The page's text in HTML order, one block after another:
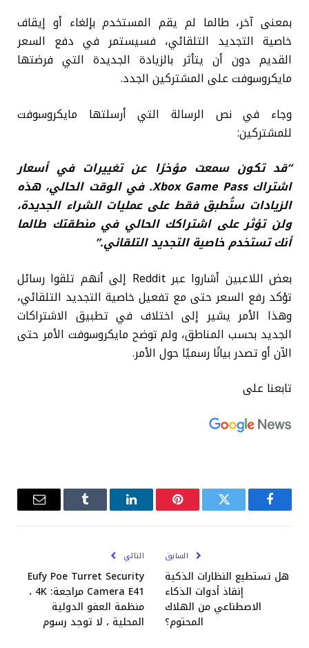
بمعنى آخر، طالما لم يقم المستخدم بإلغاء أو إيقاف
خاصية التجديد التلقائي، فسيستمر في دفع السعر
القديم دون أن يتأثر بالزيادة الجديدة التي فرضتها
مايكروسوفت على المشتركين الجدد.
وجاء في نص الرسالة التي أرسلتها مايكروسوفت
للمشتركين:
“قد تكون سمعت مؤخرًا عن تغييرات في أسعار
اشتراك Xbox Game Pass. في الوقت الحالي، هذه
الزيادات ستُطبق فقط على عمليات الشراء الجديدة،
ولن تؤثر على اشتراكك الحالي في منطقتك طالما
أنك تستخدم خاصية التجديد التلقائي.”
بعض اللاعبين أشاروا عبر Reddit إلى أنهم تلقوا رسائل
تؤكد رفع السعر حتى مع تفعيل خاصية التجديد التلقائي،
وهذا الأمر يشير إلى اختلاف في تطبيق الاشتراكات
الجديد بحسب المناطق، ولم توضح مايكروسوفت الأمر حتى
الآن أو تصدر بيانًا رسميًا حول الأمر.
تابعنا على
فيسبوكتويتر بينتيريستلينكدإن Tumblrالبريد
السابق
هل تستطيع النظارات الذكية
إنقاذ أدوات الذكاء
الاصطناعي من الهلاك
المحتوم؟
التالي
Eufy Poe Turret Security
Camera E41 مراجعة: 4K ،
منظمة العفو الدولية
المحلية ، لا توجد رسوم